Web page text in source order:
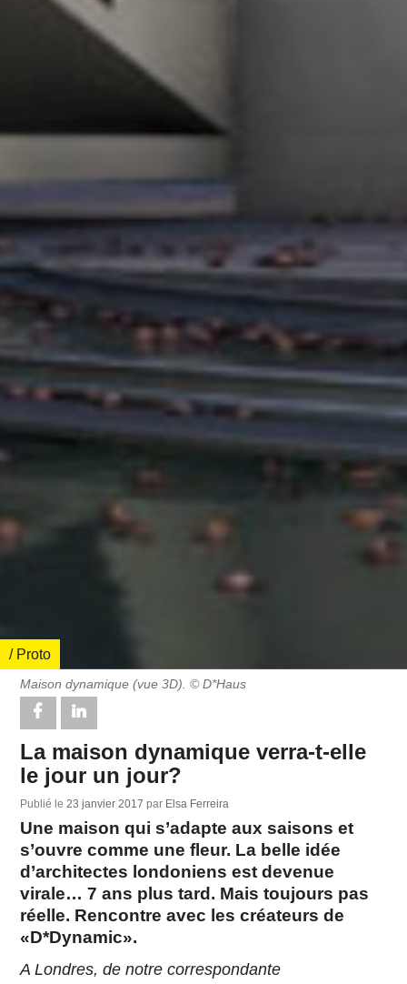
/ Proto
Maison dynamique (vue 3D). © D*Haus
La maison dynamique verra-t-elle
le jour un jour?
Publié le23 janvier 2017par Elsa Ferreira
Une maison qui s’adapte aux saisons et
s’ouvre comme une fleur. La belle idée
d’architectes londoniens est devenue
virale… 7 ans plus tard. Mais toujours pas
réelle. Rencontre avec les créateurs de
«D*Dynamic».
A Londres, de notre correspondante